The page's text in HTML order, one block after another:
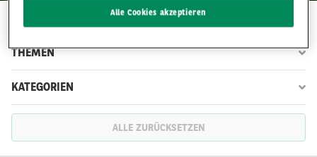
THEMEN
KATEGORIEN
ALLE ZURÜCKSETZEN
LEISTUNGEN & SUPPORTAlle Cookies akzeptieren